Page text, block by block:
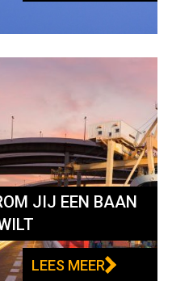
JIJ EEN BAAN
LEES MEER